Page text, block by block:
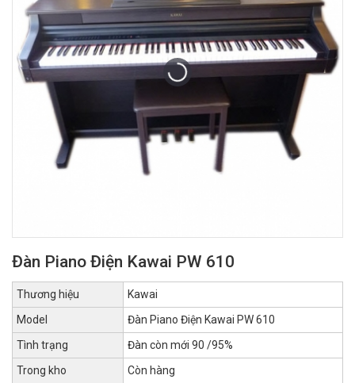
Đàn Piano Điện Kawai PW 610
Thương hiệu
Kawai
Model
Đàn Piano Điện Kawai PW 610
Tình trạng
Đàn còn mới 90 /95%
Trong kho
Còn hàng